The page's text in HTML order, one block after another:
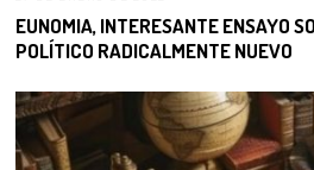
EUNOMIA, INTERESANTE ENSAYO
POLÍTICO RADICALMENTE NUEVO